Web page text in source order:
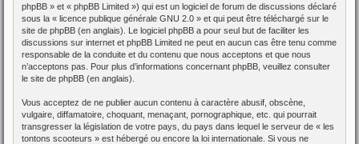
phpBB » et « phpBB Limited ») qui est un logiciel de forum de discussions déclaré
sous la « licence publique générale GNU 2.0 » et qui peut être téléchargé sur le
site de phpBB (en anglais). Le logiciel phpBB a pour seul but de faciliter les
discussions sur internet et phpBB Limited ne peut en aucun cas être tenu comme
responsable de la conduite et du contenu que nous acceptons et que nous
n’acceptons pas. Pour plus d’informations concernant phpBB, veuillez consulter
le site de phpBB (en anglais).
Vous acceptez de ne publier aucun contenu à caractère abusif, obscène,
vulgaire, diffamatoire, choquant, menaçant, pornographique, etc. qui pourrait
transgresser la législation de votre pays, du pays dans lequel le serveur de « les
tontons scooteurs » est hébergé ou encore la loi internationale. Si vous ne